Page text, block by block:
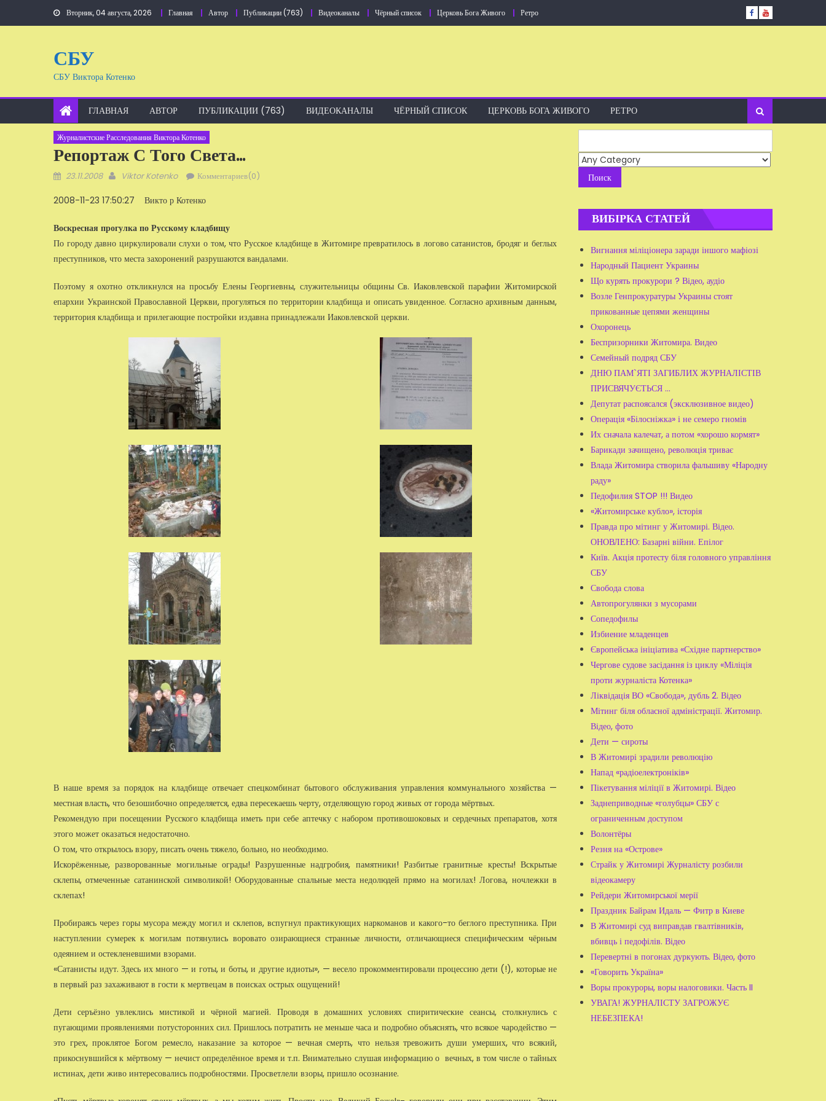
Вторник, 04 августа, 2026 Главная Автор Публикации (763) Видеоканалы Чёрный список Церковь Бога Живого Ретро
СБУ
СБУ Виктора Котенко
ГЛАВНАЯ АВТОР ПУБЛИКАЦИИ (763) ВИДЕОКАНАЛЫ ЧЁРНЫЙ СПИСОК ЦЕРКОВЬ БОГА ЖИВОГО РЕТРО
Журналистские Расследования Виктора Котенко
Репортаж С Того Света…
Добавлено
23.11.2008 Автор
Viktor Kotenko Комментариев(0)
2008-11-23 17:50:27 Викто р Котенко
Воскресная прогулка по Русскому кладбищу
По городу давно циркулировали слухи о том, что Русское кладбище в Житомире превратилось в логово сатанистов, бродяг и беглых
прес­тупников, что места захоронений разрушаются вандалами.
Поэтому я охотно откликнулся на просьбу Елены Георгиевны, слу­жительницы общины Св. Иаковлевской парафии Житомирской
епархии Украинской Православной Церкви, прогуляться по территории кладбища и описать увиденное. Согласно архивным данным,
терри­тория кладбища и прилегающие постройки издавна принадлежали Иаковлевской церкви.
В наше время за порядок на кладбище отвечает спецкомбинат бытового обслуживания управления коммунального хозяйства —
местная власть, что безошибочно определяется, едва пересекаешь черту, отделяющую го­род живых от города мёртвых.
Рекомендую при посещении Русского кладбища иметь при себе аптечку с набором противошоковых и сердечных препаратов, хотя
этого может оказаться недостаточно.
О том, что открылось взору, писать очень тяжело, больно, но необхо­димо.
Искорёженные, разворованные могильные ограды! Разрушенные надгро­бия, памятники! Разбитые гранитные кресты! Вскрытые
склепы, отме­ченные сатанинской символикой! Оборудованные спальные места не­долюдей прямо на могилах! Логова, ночлежки в
склепах!
Пробираясь через горы мусора между могил и склепов, вспугнул прак­тикующих наркоманов и какого-то беглого преступника. При
наступле­нии сумерек к могилам потянулись воровато озирающиеся странные личности, отличающиеся специфическим чёрным
одеянием и остекле­невшими взорами.
«Сатанисты идут. Здесь их много — и готы, и боты, и другие идиоты», — ве­село прокомментировали процессию дети (!), которые не
в первый раз захаживают в гости к мертвецам в поисках острых ощущений!
Дети серъёзно увлеклись мистикой и чёрной магией. Проводя в домаш­них условиях спиритические сеансы, столкнулись с
пугающими проявле­ниями потусторонних сил. Пришлось потратить не меньше часа и под­робно объяснять, что всякое чародейство —
это грех, проклятое Богом ремес­ло, наказание за которое — вечная смерть, что нельзя тревожить души умерших, что всякий,
прикоснувшийся к мёртвому — нечист определённое время и т.п. Внимательно слушая информацию о вечных, в том числе о тайных
истинах, дети живо интересо­вались подробностями. Просветлели взоры, пришло осознание.
for:
ВИБІРКА СТАТЕЙ
Вигнання міліціонера заради іншого мафіозі
Народный Пациент Украины
Що курять прокурори ? Відео, аудіо
Возле Генпрокуратуры Украины стоят
прикованные цепями женщины
Охоронець
Беспризорники Житомира. Видео
Семейный подряд СБУ
ДНЮ ПАМ`ЯТІ ЗАГИБЛИХ ЖУРНАЛІСТІВ
ПРИСВЯЧУЄТЬСЯ ...
Депутат распоясался (эксклюзивное видео)
Операція «Білосніжка» і не семеро гномів
Их сначала калечат, а потом «хорошо кормят»
Барикади зачищено, революція триває
Влада Житомира створила фальшиву «Народну
раду»
Педофилия STOP !!! Видео
«Житомирське кубло», історія
Правда про мітинг у Житомирі. Відео.
ОНОВЛЕНО: Базарні війни. Епілог
Київ. Акція протесту біля головного управління
СБУ
Свобода слова
Автопрогулянки з мусорами
Сопедофилы
Избиение младенцев
Європейська ініціатива «Східне партнерство»
Чергове судове засідання із циклу «Міліція
проти журналіста Котенка»
Ліквідація ВО «Свобода», дубль 2. Відео
Мітинг біля обласної адміністрації. Житомир.
Відео, фото
Дети — сироты
В Житомирі зрадили революцію
Напад «радіоелектроніків»
Пікетування міліції в Житомирі. Відео
Заднеприводные «голубцы» СБУ с
ограниченным доступом
Волонтёры
Резня на «Острове»
Страйк у Житомирі Журналісту розбили
відеокамеру
Рейдери Житомирської мерії
Праздник Байрам Идаль — Фитр в Киеве
В Житомирі суд виправдав гвалтівників,
вбивць і педофілів. Відео
Перевертні в погонах дуркують. Відео, фото
«Говорить Україна»
Воры прокуроры, воры налоговики. Часть II
УВАГА! ЖУРНАЛІСТУ ЗАГРОЖУЄ
НЕБЕЗПЕКА!